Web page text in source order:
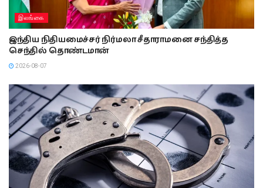
இலங்கை
இந்திய நிதியமைச்சர் நிர்மலா சீதாராமனை சந்தித்த
செந்தில் தொண்டமான்
2026-08-07